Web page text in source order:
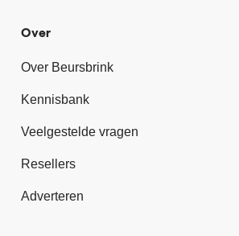
Over
Over Beursbrink
Kennisbank
Veelgestelde vragen
Resellers
Adverteren